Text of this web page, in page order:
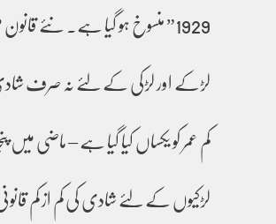
1929” منسوخ ہو گیا ہے۔ نئے
لڑکے اور لڑکی کے لئے نہ صرف
کم عمر کو یکساں کیا گیا ہے – ماضی